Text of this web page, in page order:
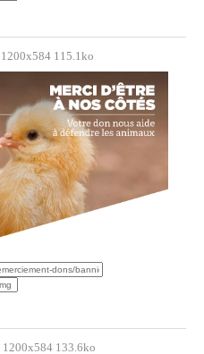
1200x584 115.1ko
1200x584 133.6ko